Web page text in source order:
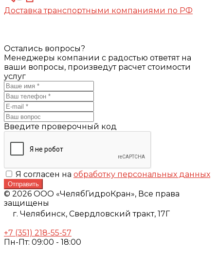
Доставка транспортными компаниями по РФ
Остались вопросы?
Менеджеры компании с радостью ответят на
ваши вопросы, произведут расчет стоимости
услуг
Введите проверочный код
Я согласен на обработку персональных данных
Отправить
© 2026 ООО «ЧелябГидроКран», Все права
защищены
г. Челябинск, Свердловский тракт, 17Г
+7 (351) 218-55-57
Пн-Пт: 09:00 - 18:00